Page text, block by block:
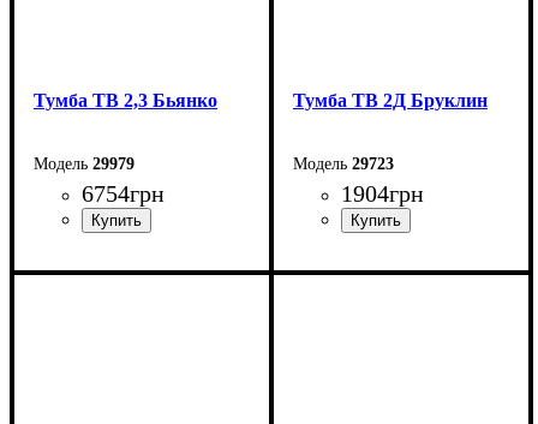
Тумба ТВ 2,3 Бьянко
29979
6754грн
Ширина: 230 см
Тумба ТВ 2Д Бруклин
29723
1904грн
Ширина: 160,4 см